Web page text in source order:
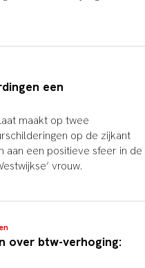
een
maakt op twee
op de zijkant
aan een positieve sfeer in de
vrouw.
over btw-verhoging: